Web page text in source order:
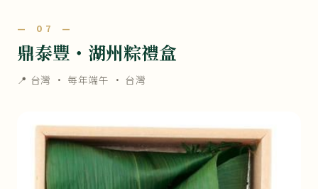
— 07 —
鼎泰豐・湖州粽禮盒
📍 台灣 · 每年端午 · 台灣